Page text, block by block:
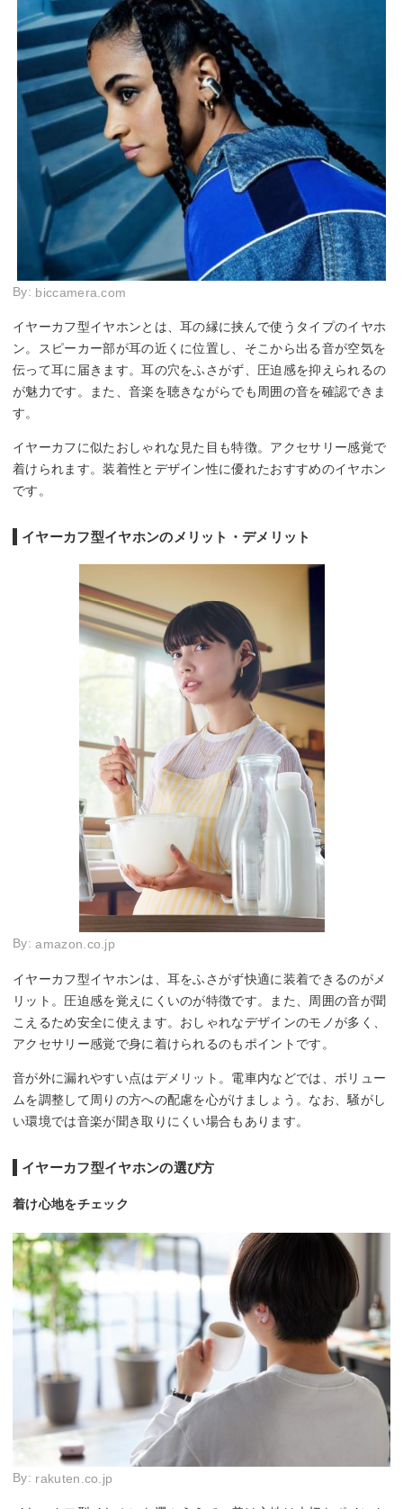
By: biccamera.com
イヤーカフ型イヤホンとは、耳の縁に挟んで使うタイプのイヤホ
ン。スピーカー部が耳の近くに位置し、そこから出る音が空気を
伝って耳に届きます。耳の穴をふさがず、圧迫感を抑えられるの
が魅力です。また、音楽を聴きながらでも周囲の音を確認できま
す。
イヤーカフに似たおしゃれな見た目も特徴。アクセサリー感覚で
着けられます。装着性とデザイン性に優れたおすすめのイヤホン
です。
イヤーカフ型イヤホンのメリット・デメリット
By:amazon.co.jp
イヤーカフ型イヤホンは、耳をふさがず快適に装着できるのがメ
リット。圧迫感を覚えにくいのが特徴です。また、周囲の音が聞
こえるため安全に使えます。おしゃれなデザインのモノが多く、
アクセサリー感覚で身に着けられるのもポイントです。
音が外に漏れやすい点はデメリット。電車内などでは、ボリュー
ムを調整して周りの方への配慮を心がけましょう。なお、騒がし
い環境では音楽が聞き取りにくい場合もあります。
イヤーカフ型イヤホンの選び方
着け心地をチェック
By: rakuten.co.jp